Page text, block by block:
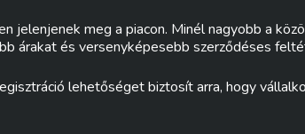
meg a piacon. Minél nagyobb a
árakat és versenyképesebb szerződéses
lehetőséget biztosít arra, hogy